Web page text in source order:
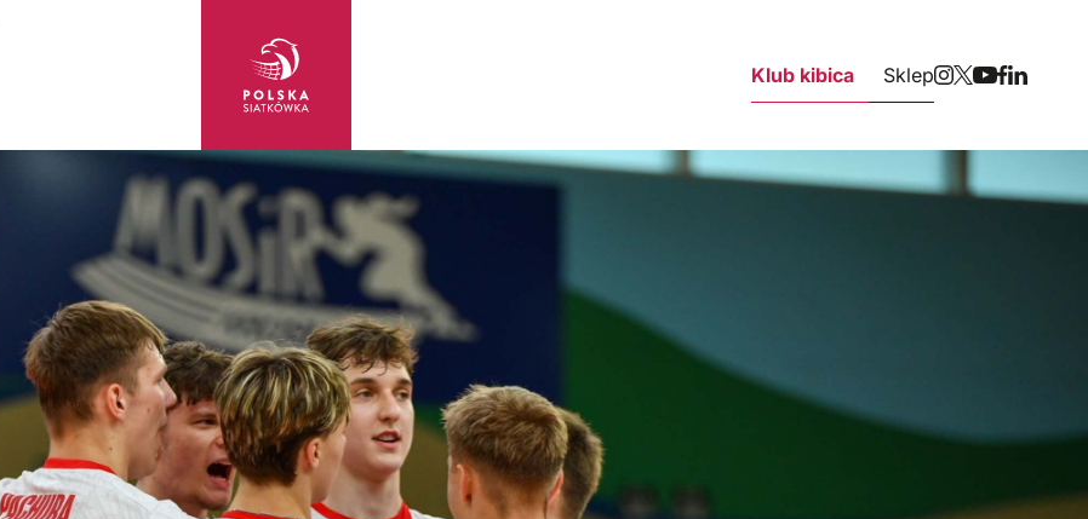
Klub kibica Sklep